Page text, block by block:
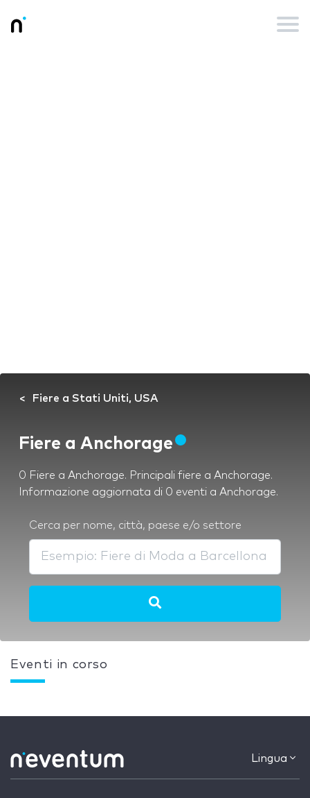
Fiere a Stati Uniti, USA
Fiere a Anchorage
0 Fiere a Anchorage. Principali fiere a Anchorage.
Informazione aggiornata di 0 eventi a Anchorage.
Cerca per nome, città, paese e/o settore
Eventi in corso
Lingua